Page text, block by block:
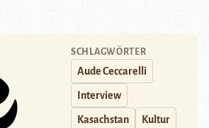
SCHLAGWÖRTER
Aude Ceccarelli
Interview
Kasachstan Kultur